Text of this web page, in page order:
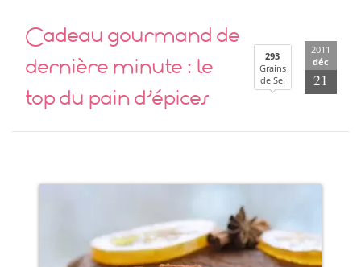
Cadeau gourmand de
dernière minute : le
top du pain d’épices
293
Grains
de Sel
2011
déc
21